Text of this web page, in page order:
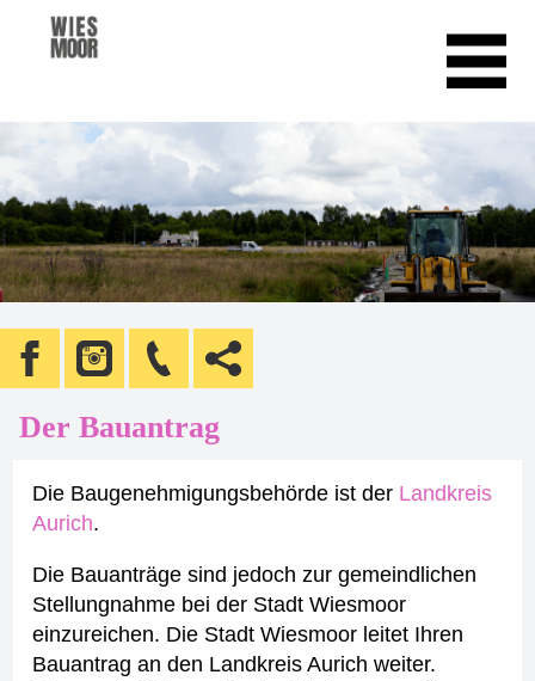
Der Bauantrag
Die Baugenehmigungsbehörde ist der Landkreis
Aurich.
Die Bauanträge sind jedoch zur gemeindlichen
Stellungnahme bei der Stadt Wiesmoor
einzureichen. Die Stadt Wiesmoor leitet Ihren
Bauantrag an den Landkreis Aurich weiter.